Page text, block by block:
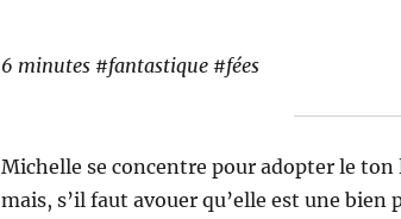
6 minutes #fantastique #fées
Michelle se concentre pour adopter le
mais, s’il faut avouer qu’elle est une bien